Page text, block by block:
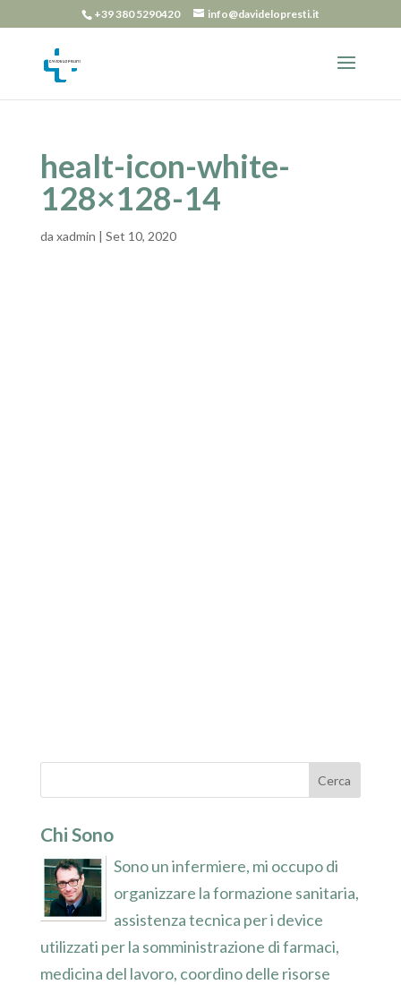
+39 380 5290420 info@davidelopresti.it
healt-icon-white-
128×128-14
da xadmin | Set 10, 2020
Chi Sono
Sono un infermiere, mi occupo di
organizzare la formazione sanitaria,
assistenza tecnica per i device
utilizzati per la somministrazione di farmaci,
medicina del lavoro, coordino delle risorse